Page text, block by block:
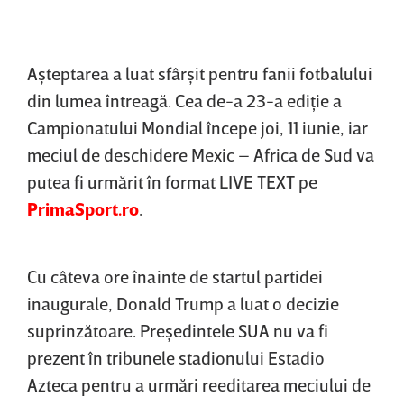
Aşteptarea a luat sfârşit pentru fanii fotbalului
din lumea întreagă. Cea de-a 23-a ediţie a
Campionatului Mondial începe joi, 11 iunie, iar
meciul de deschidere Mexic – Africa de Sud va
putea fi urmărit în format LIVE TEXT pe
PrimaSport.ro.
Cu câteva ore înainte de startul partidei
inaugurale, Donald Trump a luat o decizie
suprinzătoare. Preşedintele SUA nu va fi
prezent în tribunele stadionului Estadio
Azteca pentru a urmări reeditarea meciului de